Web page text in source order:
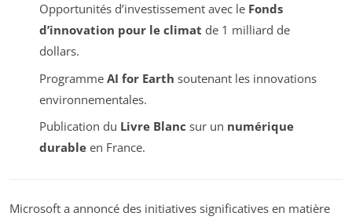
Opportunités d’investissement avec le Fonds
d’innovation pour le climat de 1 milliard de
dollars.
Programme AI for Earth soutenant les innovations
environnementales.
Publication du Livre Blanc sur un numérique
durableen France.
Microsoft a annoncé des initiatives significatives en matière